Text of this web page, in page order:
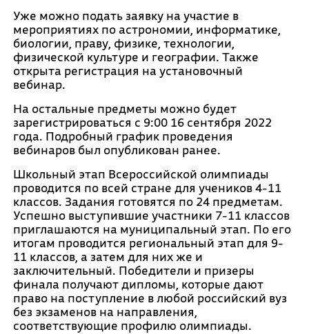
Уже можно подать заявку на участие в
мероприятиях по астрономии, информатике,
биологии, праву, физике, технологии,
физической культуре и географии. Также
открыта регистрация на установочный
вебинар.
На остальные предметы можно будет
зарегистрироваться с 9:00 16 сентября 2022
года. Подробный график проведения
вебинаров был опубликован ранее.
Школьный этап Всероссийской олимпиады
проводится по всей стране для учеников 4-11
классов. Задания готовятся по 24 предметам.
Успешно выступившие участники 7-11 классов
приглашаются на муниципальный этап. По его
итогам проводится региональный этап для 9-
11 классов, а затем для них же и
заключительный. Победители и призеры
финала получают дипломы, которые дают
право на поступление в любой российский вуз
без экзаменов на направления,
соответствующие профилю олимпиады.